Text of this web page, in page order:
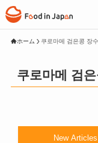
ホーム 쿠로마메 검은콩 장
쿠로마메 검
New Articles